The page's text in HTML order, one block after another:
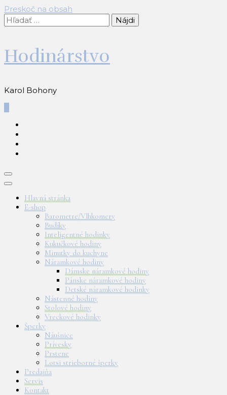
Preskoč na obsah
Hľadať:
Hodinárstvo
Karol Bohony
Hlavná stránka
E-shop
Barometre/Vlhkomery
Budíky
Inteligentné hodinky
Kukučkové hodiny
Minutky do kuchyne
Náramkové hodiny
Dámske náramkové hodiny
Pánske náramkové hodiny
Detské náramkové hodinky
Nástenné hodiny
Stolové hodiny
Vreckové hodinky
Šperky
Náušnice
Prívesky
Prstene
Lotsi strieborné šperky
Predajňa
Servis
Kontakt